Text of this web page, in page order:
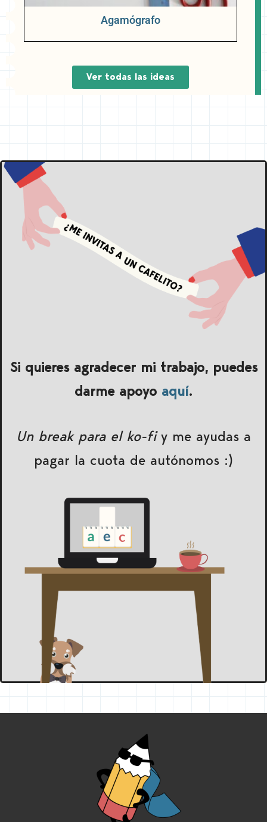
Agamógrafo
Ver todas las ideas
Si quieres agradecer mi trabajo, puedes
darme apoyo aquí.
Un break para el ko-fiy me ayudas a
pagar la cuota de autónomos :)